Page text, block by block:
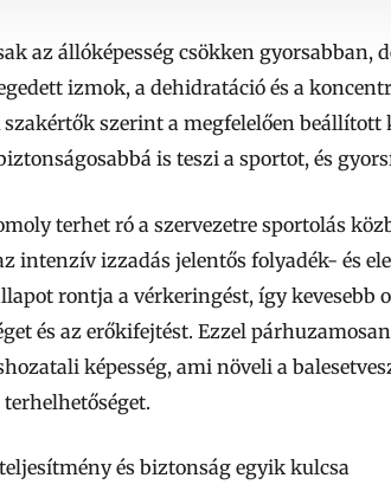
az állóképesség csökken gyorsabban,
izmok, a dehidratáció és a
szerint a megfelelően
is teszi a sportot, és
terhet ró a szervezetre sportolás
intenzív izzadás jelentős folyadék- és
rontja a vérkeringést, így
és az erőkifejtést. Ezzel
képesség, ami növeli a
és biztonság egyik kulcsa